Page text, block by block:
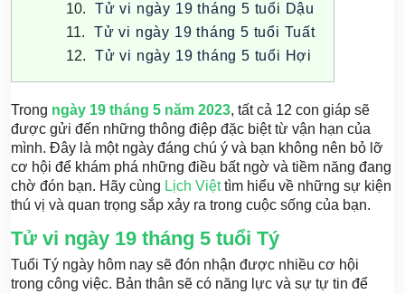
Tử vi ngày 19 tháng 5 tuổi Dậu
Tử vi ngày 19 tháng 5 tuổi Tuất
Tử vi ngày 19 tháng 5 tuổi Hợi
Trong ngày 19 tháng 5 năm 2023, tất cả 12 con giáp sẽ
được gửi đến những thông điệp đặc biệt từ vận hạn của
mình. Đây là một ngày đáng chú ý và bạn không nên bỏ lỡ
cơ hội để khám phá những điều bất ngờ và tiềm năng đang
chờ đón bạn. Hãy cùng Lịch Việttìm hiểu về những sự kiện
thú vị và quan trọng sắp xảy ra trong cuộc sống của bạn.
Tử vi ngày 19 tháng 5 tuổi Tý
Tuổi Tý ngày hôm nay sẽ đón nhận được nhiều cơ hội
trong công việc. Bản thân sẽ có năng lực và sự tự tin để